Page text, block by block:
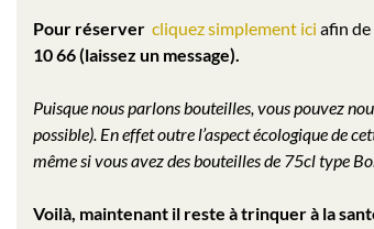
Pour réserver cliquez simplement ici afin
10 66 (laissez un message).
Puisque nous parlons bouteilles, vous pouvez
possible). En effet outre l’aspect écologique de
même si vous avez des bouteilles de 75cl type
Voilà, maintenant il reste à trinquer à la